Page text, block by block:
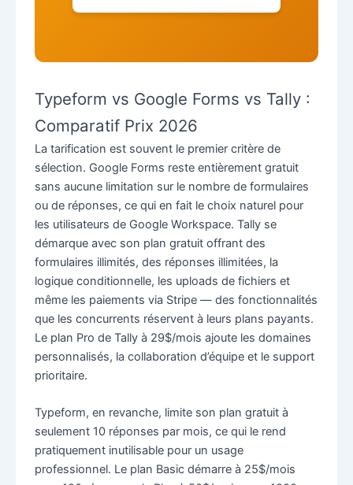
Typeform vs Google Forms vs Tally :
Comparatif Prix 2026
La tarification est souvent le premier critère de
sélection. Google Forms reste entièrement gratuit
sans aucune limitation sur le nombre de formulaires
ou de réponses, ce qui en fait le choix naturel pour
les utilisateurs de Google Workspace. Tally se
démarque avec son plan gratuit offrant des
formulaires illimités, des réponses illimitées, la
logique conditionnelle, les uploads de fichiers et
même les paiements via Stripe — des fonctionnalités
que les concurrents réservent à leurs plans payants.
Le plan Pro de Tally à 29$/mois ajoute les domaines
personnalisés, la collaboration d’équipe et le support
prioritaire.
Typeform, en revanche, limite son plan gratuit à
seulement 10 réponses par mois, ce qui le rend
pratiquement inutilisable pour un usage
professionnel. Le plan Basic démarre à 25$/mois